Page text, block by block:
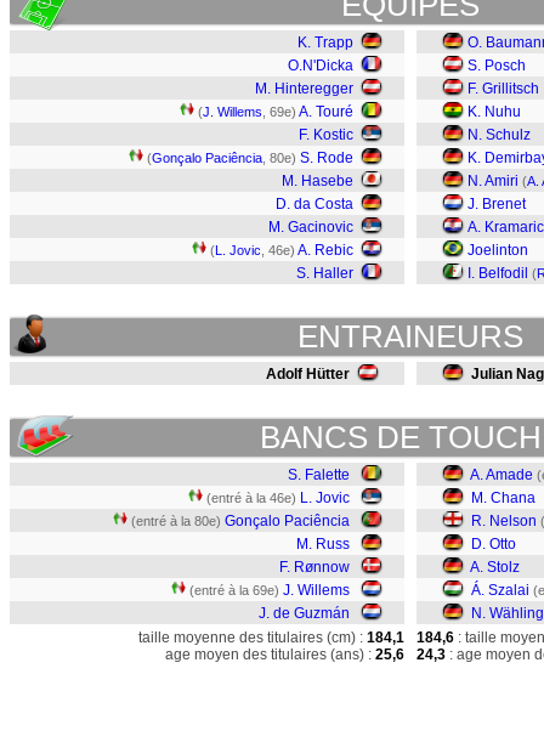
K. Trapp
O.N'Dicka
M. Hinteregger
(J. Willems , 69e) A. Touré
F. Kostic
(Gonçalo Paciência , 80e) S. Rode
M. Hasebe
D. da Costa
M. Gacinovic
(L. Jovic , 46e) A. Rebic
S. Haller
O.
S. Posch
F. Grillitsch
K. Nuhu
N. Schulz
K.
N. Amiri (A.
J. Brenet
A. Kramaric
Joelinton
I. Belfodil (
ENTRAINEURS
Adolf Hütter Julian
BANCS DE
S. Falette
(entré à la 46e) L. Jovic
(entré à la 80e) Gonçalo Paciência
M. Russ
F. Rønnow
(entré à la 69e) J. Willems
J. de Guzmán
A. Amade
M. Chana
R. Nelson
D. Otto
A. Stolz
Á. Szalai
N. Wähling
taille moyenne des titulaires (cm) : 184,1
age moyen des titulaires (ans) : 25,6
184,6 : taille
24,3 : age moyen